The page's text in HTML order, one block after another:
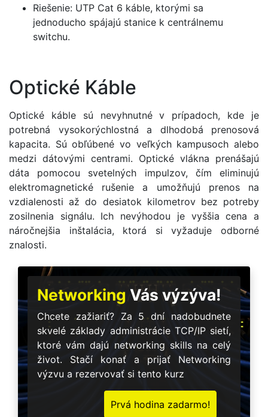
Riešenie: UTP Cat 6 káble, ktorými sa
jednoducho spájajú stanice k centrálnemu
switchu.
Optické Káble
Optické káble sú nevyhnutné v prípadoch, kde je
potrebná vysokorýchlostná a dlhodobá prenosová
kapacita. Sú obľúbené vo veľkých kampusoch alebo
medzi dátovými centrami. Optické vlákna prenášajú
dáta pomocou svetelných impulzov, čím eliminujú
elektromagnetické rušenie a umožňujú prenos na
vzdialenosti až do desiatok kilometrov bez potreby
zosilnenia signálu. Ich nevýhodou je vyššia cena a
náročnejšia inštalácia, ktorá si vyžaduje odborné
znalosti.
Networking Vás výzýva!
Chcete zažiariť? Za 5 dní nadobudnete
skvelé základy administrácie TCP/IP sietí,
ktoré vám dajú networking skills na celý
život. Stačí konať a prijať Networking
výzvu a rezervovať si tento kurz
Prvá hodina zadarmo!